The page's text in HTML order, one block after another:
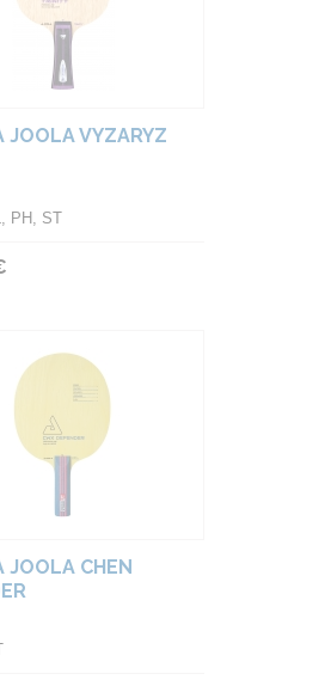
JOOLA VYZARYZ
PH, ST
JOOLA CHEN